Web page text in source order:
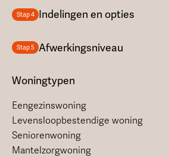
Stap 4 Indelingen en opties
Stap 5 Afwerkingsniveau
Woningtypen
Eengezinswoning
Levensloopbestendige woning
Seniorenwoning
Mantelzorgwoning